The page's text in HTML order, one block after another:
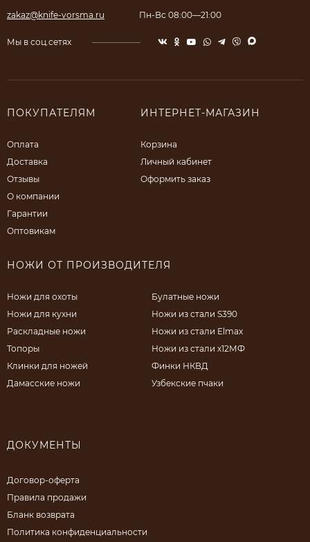
zakaz@knife-vorsma.ru Пн-Вс 08:00—21:00
Мы в соц.сетях
ПОКУПАТЕЛЯМ
Оплата
Доставка
Отзывы
О компании
Гарантии
Оптовикам
ИНТЕРНЕТ-МАГАЗИН
Корзина
Личный кабинет
Оформить заказ
НОЖИ ОТ ПРОИЗВОДИТЕЛЯ
Ножи для охоты
Ножи для кухни
Раскладные ножи
Топоры
Клинки для ножей
Дамасские ножи
Булатные ножи
Ножи из стали S390
Ножи из стали Elmax
Ножи из стали х12МФ
Финки НКВД
Узбекские пчаки
ДОКУМЕНТЫ
Договор-оферта
Правила продажи
Бланк возврата
Политика конфиденциальности